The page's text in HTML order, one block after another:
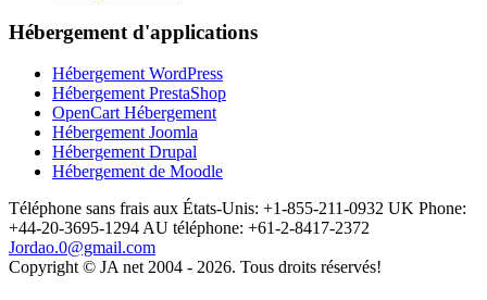
Hébergement d'applications
Hébergement WordPress
Hébergement PrestaShop
OpenCart Hébergement
Hébergement Joomla
Hébergement Drupal
Hébergement de Moodle
Téléphone sans frais aux États-Unis: +1-855-211-0932 UK Phone:
+44-20-3695-1294AU téléphone: +61-2-8417-2372
Jordao.0@gmail.com
Copyright © JA net 2004 - 2026. Tous droits réservés!